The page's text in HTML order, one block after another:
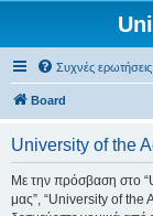
Συχνές ερωτήσεις
Board
University of the
Με την πρόσβαση στο
μας”, “University of the